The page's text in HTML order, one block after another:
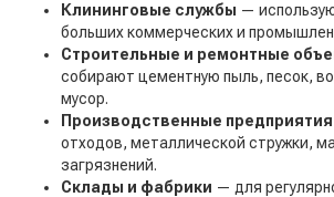
Клининговые службы —
больших коммерческих и
Строительные и ремонтные
собирают цементную пыль, песок,
мусор.
Производственные предприятия
отходов, металлической стружки,
загрязнений.
Склады и фабрики — для